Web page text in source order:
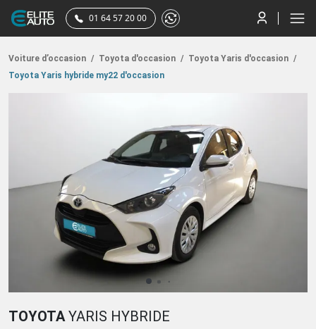
01 64 57 20 00
Voiture d’occasion / Toyota d'occasion / Toyota Yaris d'occasion /
Toyota Yaris hybride my22 d'occasion
TOYOTA YARIS HYBRIDE